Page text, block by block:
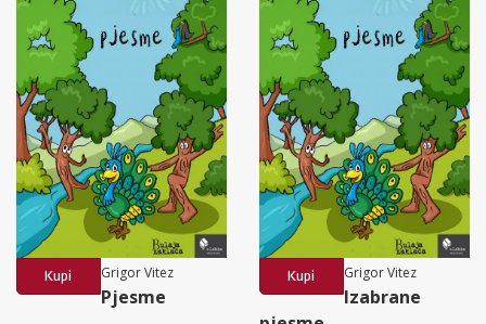
Kupi Grigor Vitez
Pjesme
Kupi Grigor Vitez
Izabrane